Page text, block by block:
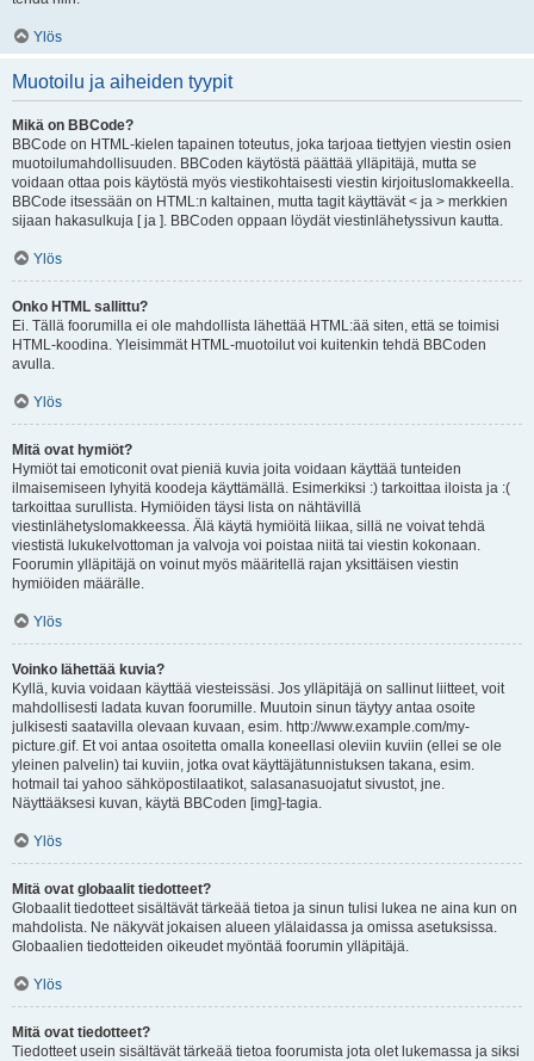
Ylös
Muotoilu ja aiheiden tyypit
Mikä on BBCode?
BBCode on HTML-kielen tapainen toteutus, joka tarjoaa tiettyjen viestin osien
muotoilumahdollisuuden. BBCoden käytöstä päättää ylläpitäjä, mutta se
voidaan ottaa pois käytöstä myös viestikohtaisesti viestin kirjoituslomakkeella.
BBCode itsessään on HTML:n kaltainen, mutta tagit käyttävät < ja > merkkien
sijaan hakasulkuja [ ja ]. BBCoden oppaan löydät viestinlähetyssivun kautta.
Ylös
Onko HTML sallittu?
Ei. Tällä foorumilla ei ole mahdollista lähettää HTML:ää siten, että se toimisi
HTML-koodina. Yleisimmät HTML-muotoilut voi kuitenkin tehdä BBCoden
avulla.
Ylös
Mitä ovat hymiöt?
Hymiöt tai emoticonit ovat pieniä kuvia joita voidaan käyttää tunteiden
ilmaisemiseen lyhyitä koodeja käyttämällä. Esimerkiksi :) tarkoittaa iloista ja :(
tarkoittaa surullista. Hymiöiden täysi lista on nähtävillä
viestinlähetyslomakkeessa. Älä käytä hymiöitä liikaa, sillä ne voivat tehdä
viestistä lukukelvottoman ja valvoja voi poistaa niitä tai viestin kokonaan.
Foorumin ylläpitäjä on voinut myös määritellä rajan yksittäisen viestin
hymiöiden määrälle.
Ylös
Voinko lähettää kuvia?
Kyllä, kuvia voidaan käyttää viesteissäsi. Jos ylläpitäjä on sallinut liitteet, voit
mahdollisesti ladata kuvan foorumille. Muutoin sinun täytyy antaa osoite
julkisesti saatavilla olevaan kuvaan, esim. http://www.example.com/my-
picture.gif. Et voi antaa osoitetta omalla koneellasi oleviin kuviin (ellei se ole
yleinen palvelin) tai kuviin, jotka ovat käyttäjätunnistuksen takana, esim.
hotmail tai yahoo sähköpostilaatikot, salasanasuojatut sivustot, jne.
Näyttääksesi kuvan, käytä BBCoden [img]-tagia.
Ylös
Mitä ovat globaalit tiedotteet?
Globaalit tiedotteet sisältävät tärkeää tietoa ja sinun tulisi lukea ne aina kun on
mahdolista. Ne näkyvät jokaisen alueen ylälaidassa ja omissa asetuksissa.
Globaalien tiedotteiden oikeudet myöntää foorumin ylläpitäjä.
Ylös
Mitä ovat tiedotteet?
Tiedotteet usein sisältävät tärkeää tietoa foorumista jota olet lukemassa ja siksi